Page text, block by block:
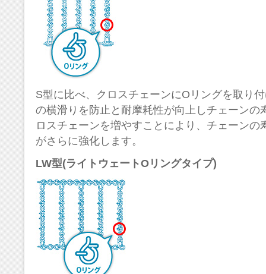
S型に比べ、クロスチェーンにOリングを取り
の横滑りを防止と耐摩耗性が向上しチェーンの
ロスチェーンを増やすことにより、チェーンの
がさらに強化します。
LW型(ライトウェートOリングタイプ)